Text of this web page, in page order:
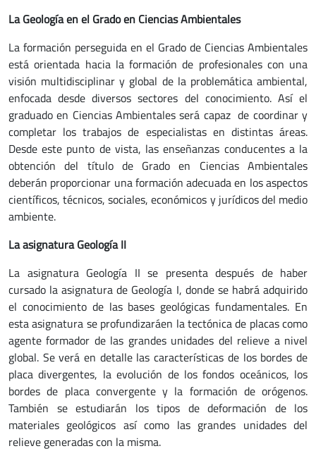
La Geología en el Grado en Ciencias Ambientales
La formación perseguida en el Grado de Ciencias Ambientales
está orientada hacia la formación de profesionales con una
visión multidisciplinar y global de la problemática ambiental,
enfocada desde diversos sectores del conocimiento. Así el
graduado en Ciencias Ambientales será capaz de coordinar y
completar los trabajos de especialistas en distintas áreas.
Desde este punto de vista, las enseñanzas conducentes a la
obtención del título de Grado en Ciencias Ambientales
deberán proporcionar una formación adecuada en los aspectos
científicos, técnicos, sociales, económicos y jurídicos del medio
ambiente.
La asignatura Geología II
La asignatura Geología II se presenta después de haber
cursado la asignatura de Geología I, donde se habrá adquirido
el conocimiento de las bases geológicas fundamentales. En
esta asignatura se profundizaráen la tectónica de placas como
agente formador de las grandes unidades del relieve a nivel
global. Se verá en detalle las características de los bordes de
placa divergentes, la evolución de los fondos oceánicos, los
bordes de placa convergente y la formación de orógenos.
También se estudiarán los tipos de deformación de los
materiales geológicos así como las grandes unidades del
relieve generadas con la misma.